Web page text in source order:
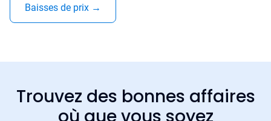
Baisses de prix →
Trouvez des bonnes affaires